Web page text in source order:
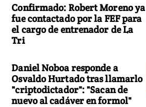
Confirmado: Robert Moreno ya
fue contactado por la FEF para
el cargo de entrenador de La
Tri
Daniel Noboa responde a
Osvaldo Hurtado tras llamarlo
"criptodictador": "Sacan de
nuevo al cadáver en formol"